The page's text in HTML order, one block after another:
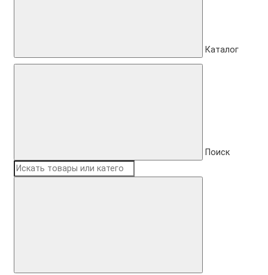
Каталог
Поиск